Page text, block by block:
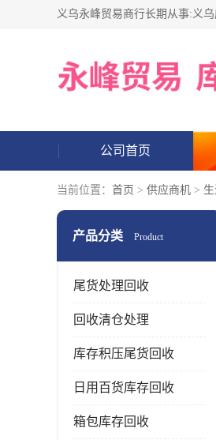
公司首页
当前位置： 首页 > 供应商机 >
产品分类 Product
尾货处理回收
回收清仓处理
库存积压尾货回收
日用百货库存回收
箱包库存回收